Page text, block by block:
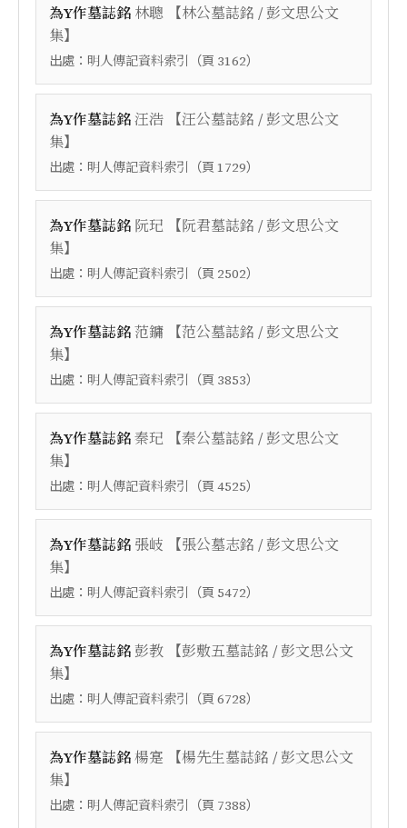
為Y作墓誌銘 林聰 【林公墓誌銘 / 彭文思公文
集】
出處： 明人傳記資料索引 （頁 3162）
為Y作墓誌銘汪浩 【汪公墓誌銘 / 彭文思公文
集】
出處： 明人傳記資料索引 （頁 1729）
為Y作墓誌銘 阮玘 【阮君墓誌銘 / 彭文思公文
集】
出處： 明人傳記資料索引 （頁 2502）
為Y作墓誌銘范鏞 【范公墓誌銘 / 彭文思公文
集】
出處： 明人傳記資料索引 （頁 3853）
為Y作墓誌銘秦玘 【秦公墓誌銘 / 彭文思公文
集】
出處： 明人傳記資料索引 （頁 4525）
為Y作墓誌銘 張岐 【張公墓志銘 / 彭文思公文
集】
出處： 明人傳記資料索引 （頁 5472）
為Y作墓誌銘彭教 【彭敷五墓誌銘 / 彭文思公文
集】
出處： 明人傳記資料索引 （頁 6728）
為Y作墓誌銘楊寔 【楊先生墓誌銘 / 彭文思公文
集】
出處： 明人傳記資料索引 （頁 7388）